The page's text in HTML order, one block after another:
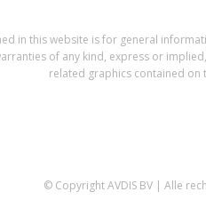
in this website is for general
of any kind, express or
related graphics contained on
© Copyright AVDIS BV | Alle